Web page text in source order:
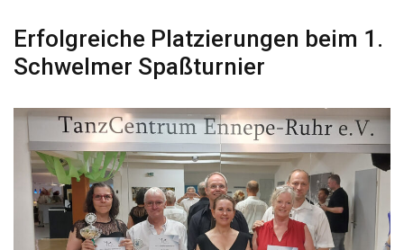
Erfolgreiche Platzierungen beim 1.
Schwelmer Spaßturnier